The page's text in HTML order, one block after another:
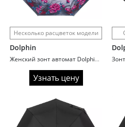
Несколько расцветок модели
Dolphin
Женский зонт автомат Dolphin 373 сатин
Узнать цену